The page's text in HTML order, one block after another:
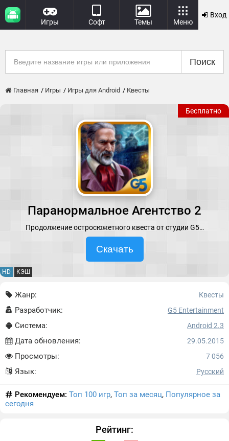
Игры Софт Темы Меню
Вход
Поиск
Главная Игры Игры для Android Квесты
Бесплатно
Паранормальное Агентство 2
Продолжение остросюжетного квеста от студии G5…
Скачать
HD КЭШ
Жанр: Квесты
Разработчик: G5 Entertainment
Система: Android 2.3
Дата обновления: 29.05.2015
Просмотры: 7 056
Язык: Русский
Рекомендуем: Топ 100 игр, Топ за месяц, Популярное за
сегодня
Рейтинг: